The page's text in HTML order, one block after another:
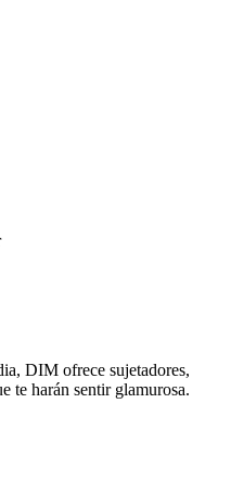
DIM ofrece sujetadores,
te harán sentir glamurosa.